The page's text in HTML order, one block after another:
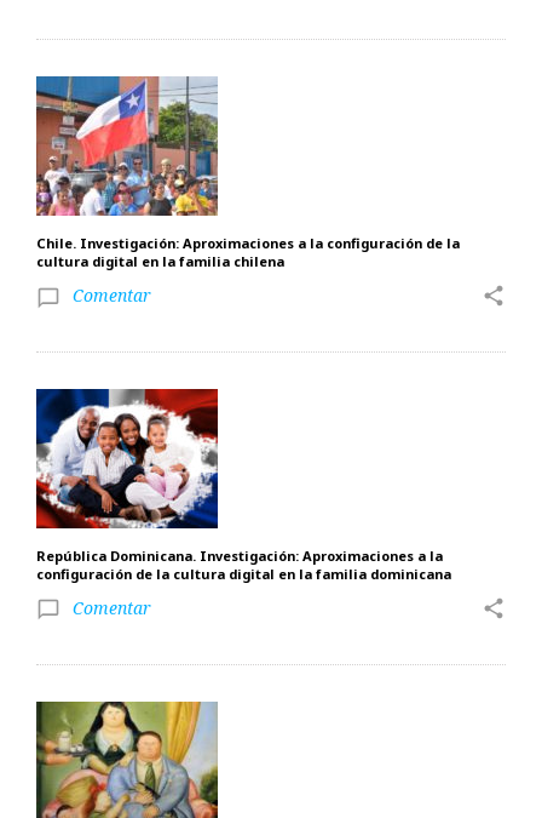
Chile. Investigación: Aproximaciones a la configuración de la
cultura digital en la familia chilena
chat_bubble_outline Comentar share
República Dominicana. Investigación: Aproximaciones a la
configuración de la cultura digital en la familia dominicana
chat_bubble_outline Comentar share